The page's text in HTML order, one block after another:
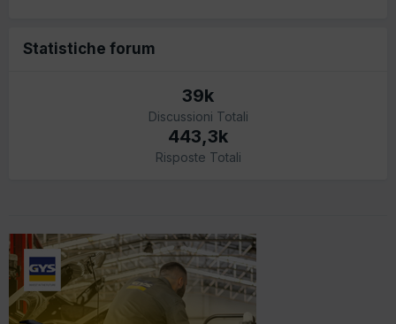
Statistiche forum
39k
Discussioni Totali
443,3k
Risposte Totali